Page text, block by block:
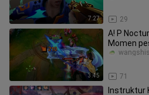
7:27 29
3:45
A! P
Momen
71
Instruktur